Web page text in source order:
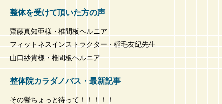
整体を受けて頂いた方の声
齋藤真知亜様・椎間板ヘルニア
フィットネスインストラクター・稲毛友紀先生
山口紗貴様・椎間板ヘルニア
整体院カラダノバス・最新記事
その鬱ちょっと待って！！！！！